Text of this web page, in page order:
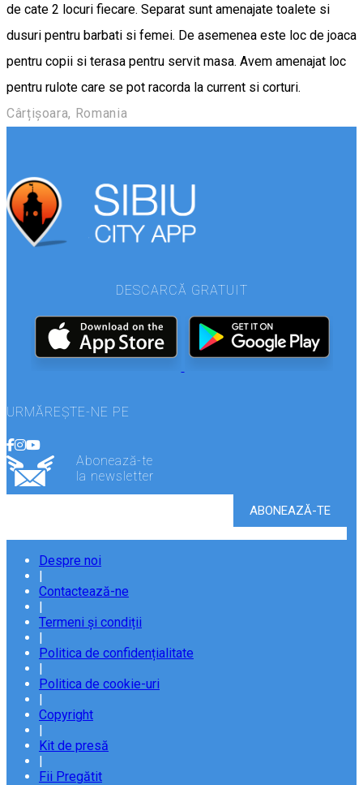
de cate 2 locuri fiecare. Separat sunt amenajate toalete si
dusuri pentru barbati si femei. De asemenea este loc de joaca
pentru copii si terasa pentru servit masa. Avem amenajat loc
pentru rulote care se pot racorda la current si corturi.
Cârțișoara, Romania
DESCARCĂ GRATUIT
URMĂREȘTE-NE PE
Abonează-te
la newsletter
Despre noi
|
Contactează-ne
|
Termeni și condiții
|
Politica de confidențialitate
|
Politica de cookie-uri
|
Copyright
|
Kit de presă
|
Fii Pregătit